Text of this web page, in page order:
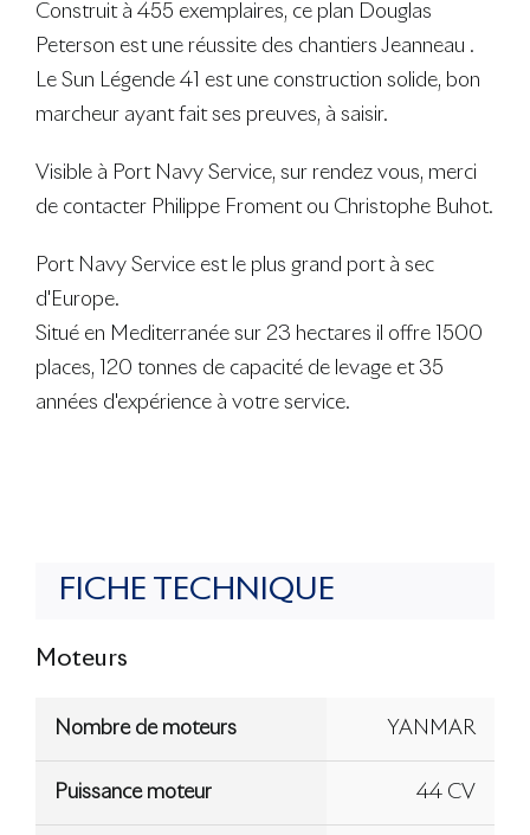
Construit à 455 exemplaires, ce plan Douglas
Peterson est une réussite des chantiers Jeanneau .
Le Sun Légende 41 est une construction solide, bon
marcheur ayant fait ses preuves, à saisir.
Visible à Port Navy Service, sur rendez vous, merci
de contacter Philippe Froment ou Christophe Buhot.
Port Navy Service est le plus grand port à sec
d'Europe.
Situé en Mediterranée sur 23 hectares il offre 1500
places, 120 tonnes de capacité de levage et 35
années d'expérience à votre service.
FICHE TECHNIQUE
Moteurs
Nombre de moteurs YANMAR
Puissance moteur 44 CV